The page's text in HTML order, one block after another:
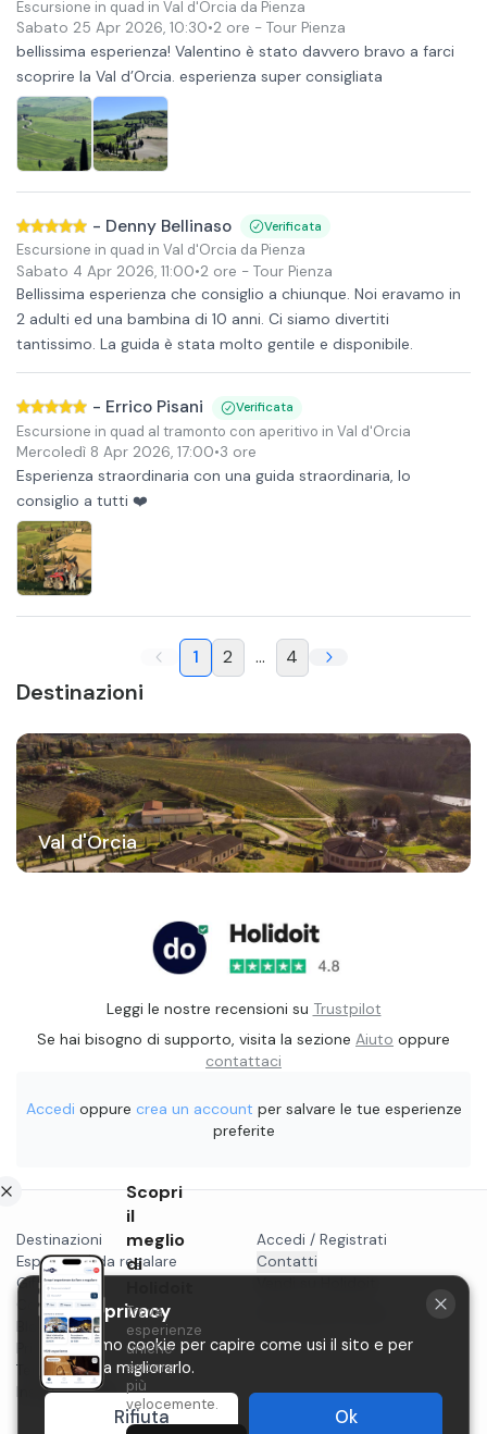
Escursione in quad in Val d'Orcia da Pienza
Sabato 25 Apr 2026, 10:30•2 ore - Tour Pienza
bellissima esperienza! Valentino è stato davvero bravo a farci
scoprire la Val d’Orcia. esperienza super consigliata
- Denny Bellinaso Verificata
Escursione in quad in Val d'Orcia da Pienza
Sabato 4 Apr 2026, 11:00•2 ore - Tour Pienza
Bellissima esperienza che consiglio a chiunque. Noi eravamo in
2 adulti ed una bambina di 10 anni. Ci siamo divertiti
tantissimo. La guida è stata molto gentile e disponibile.
- Errico Pisani Verificata
Escursione in quad al tramonto con aperitivo in Val d'Orcia
Mercoledì 8 Apr 2026, 17:00•3 ore
Esperienza straordinaria con una guida straordinaria, lo
consiglio a tutti ❤️
1 2 ... 4
Destinazioni
Val d'Orcia
Leggi le nostre recensioni su Trustpilot
Se hai bisogno di supporto, visita la sezione Aiuto oppure
contattaci
Accedi oppure crea un account per salvare le tue esperienze
preferite
Destinazioni
Esperienze da regalare
Gift card
Cosa fare a...
Blog
Privacy
Termini
Instagram
Accedi / Registrati
Contatti
Scopri
il
meglio
di
Trova
esperienze
uniche
ancora
più
velocemente.
La tua privacy
Utilizziamo cookie per capire come usi il sito e per
aiutarci a migliorarlo.
Rifiuta Ok